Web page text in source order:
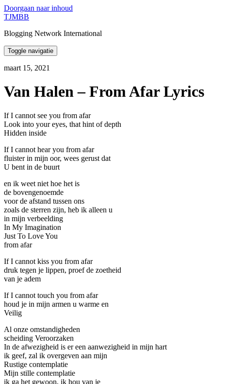
Doorgaan naar inhoud
TJMBB
Blogging Network International
Toggle navigatie
maart 15, 2021
Van Halen – From Afar Lyrics
If I cannot see you from afar
Look into your eyes, that hint of depth
Hidden inside
If I cannot hear you from afar
fluister in mijn oor, wees gerust dat
U bent in de buurt
en ik weet niet hoe het is
de bovengenoemde
voor de afstand tussen ons
zoals de sterren zijn, heb ik alleen u
in mijn verbeelding
In My Imagination
Just To Love You
from afar
If I cannot kiss you from afar
druk tegen je lippen, proef de zoetheid
van je adem
If I cannot touch you from afar
houd je in mijn armen u warme en
Veilig
Al onze omstandigheden
scheiding Veroorzaken
In de afwezigheid is er een aanwezigheid in mijn hart
ik geef, zal ik overgeven aan mijn
Rustige contemplatie
Mijn stille contemplatie
ik ga het gewoon, ik hou van je